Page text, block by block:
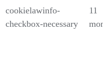
cookielawinfo-
checkbox-necessary
11